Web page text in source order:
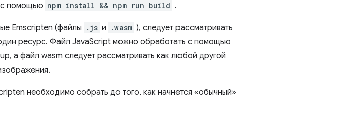
с помощью npm install && npm run build .
Emscripten (файлы .js и .wasm ), следует рассматривать
ресурс. Файл JavaScript можно обработать с помощью
а файл wasm следует рассматривать как любой другой
необходимо собрать до того, как начнется «обычный»